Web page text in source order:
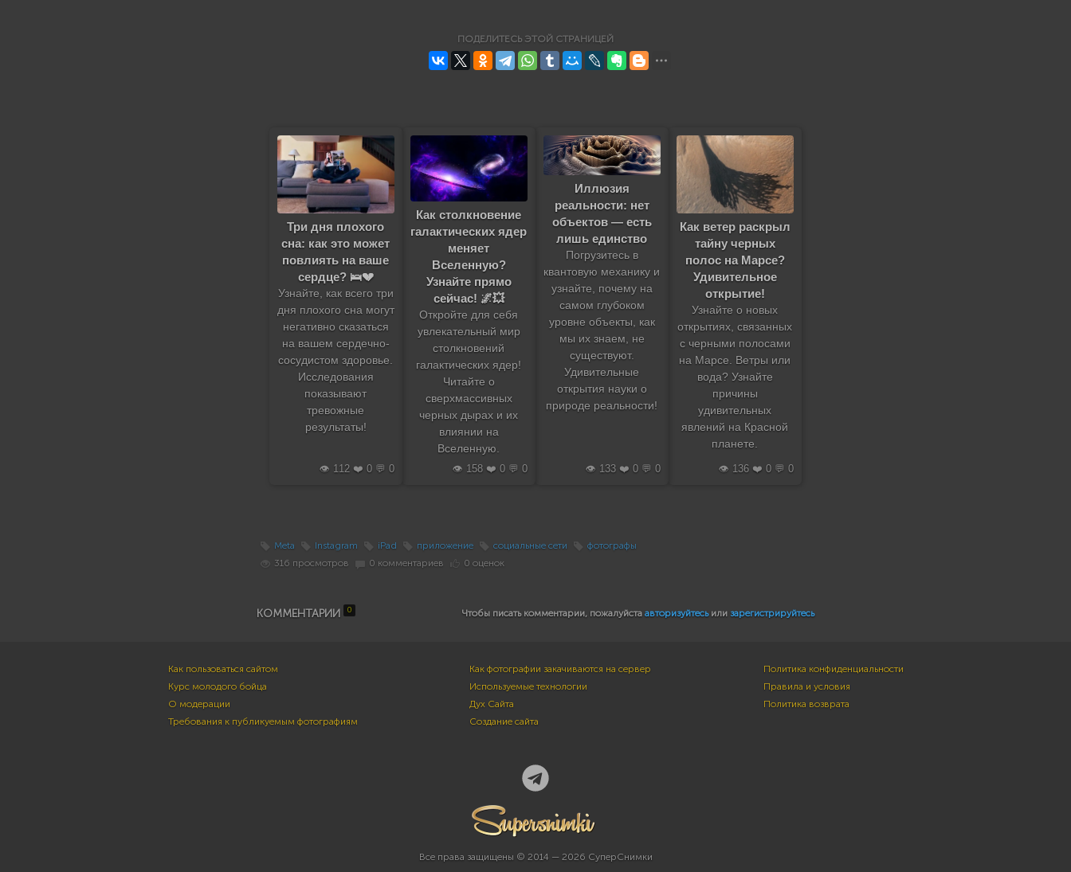
ПОДЕЛИТЕСЬ ЭТОЙ СТРАНИЦЕЙ
Три дня плохого
сна: как это может
повлиять на ваше
сердце? 🛌💔
Узнайте, как всего три
дня плохого сна могут
негативно сказаться
на вашем сердечно-
сосудистом здоровье.
Исследования
показывают
тревожные
результаты!
👁️ 112 ❤️ 0 💬 0
Как столкновение
галактических ядер
меняет
Вселенную?
Узнайте прямо
сейчас! 🌌💥
Откройте для себя
увлекательный мир
столкновений
галактических ядер!
Читайте о
сверхмассивных
черных дырах и их
влиянии на
Вселенную.
👁️ 158 ❤️ 0 💬 0
Иллюзия
реальности: нет
объектов — есть
лишь единство
Погрузитесь в
квантовую механику и
узнайте, почему на
самом глубоком
уровне объекты, как
мы их знаем, не
существуют.
Удивительные
открытия науки о
природе реальности!
👁️ 133 ❤️ 0 💬 0
Как ветер раскрыл
тайну черных
полос на Марсе?
Удивительное
открытие!
Узнайте о новых
открытиях, связанных
с черными полосами
на Марсе. Ветры или
вода? Узнайте
причины
удивительных
явлений на Красной
планете.
👁️ 136 ❤️ 0 💬 0
Meta Instagram iPad приложение социальные сети
фотографы
316 просмотров
0 комментариев 0 оценок
КОММЕНТАРИИ 0 Чтобы писать комментарии, пожалуйста авторизуйтесьили зарегистрируйтесь
Как пользоваться сайтом
Курс молодого бойца
О модерации
Требования к публикуемым фотографиям
Как фотографии закачиваются на сервер
Используемые технологии
Дух Сайта
Создание сайта
Политика конфиденциальности
Правила и условия
Политика возврата
Все права защищены © 2014 — 2026 СуперСнимки